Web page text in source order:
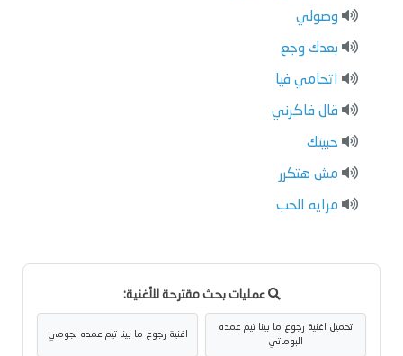
وصولي
بعدك وجع
اتحامي فيا
قال فاكرني
حبيتك
مش هتكرر
مرايه الحب
عمليات بحث مقترحة للأغنية:
تحميل اغنية رجوع ما بينا تيم عمده
البوماتي
اغنية رجوع ما بينا تيم عمده نجومي